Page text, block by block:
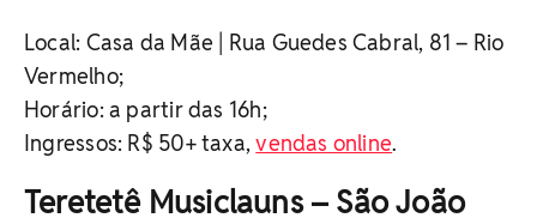
Local: Casa da Mãe | Rua Guedes Cabral, 81 – Rio
Vermelho;
Horário: a partir das 16h;
Ingressos: R$ 50+ taxa,vendas online.
Teretetê Musiclauns – São João